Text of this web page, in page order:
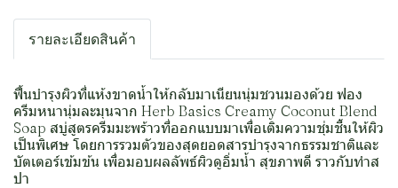
รายละเอียดสินค้า
ฟื้นบำรุงผิวที่แห้งขาดน้ำให้กลับมาเนียนนุ่มชวนมองด้วย ฟอง
ครีมหนานุ่มละมุนจาก Herb Basics Creamy Coconut Blend
Soap สบู่สูตรครีมมะพร้าวที่ออกแบบมาเพื่อเติมความชุ่มชื้นให้ผิว
เป็นพิเศษ โดยการรวมตัวของสุดยอดสารบำรุงจากธรรมชาติและ
บัตเตอร์เข้มข้น เพื่อมอบผลลัพธ์ผิวดูอิ่มน้ำ สุขภาพดี ราวกับทำส
ปา